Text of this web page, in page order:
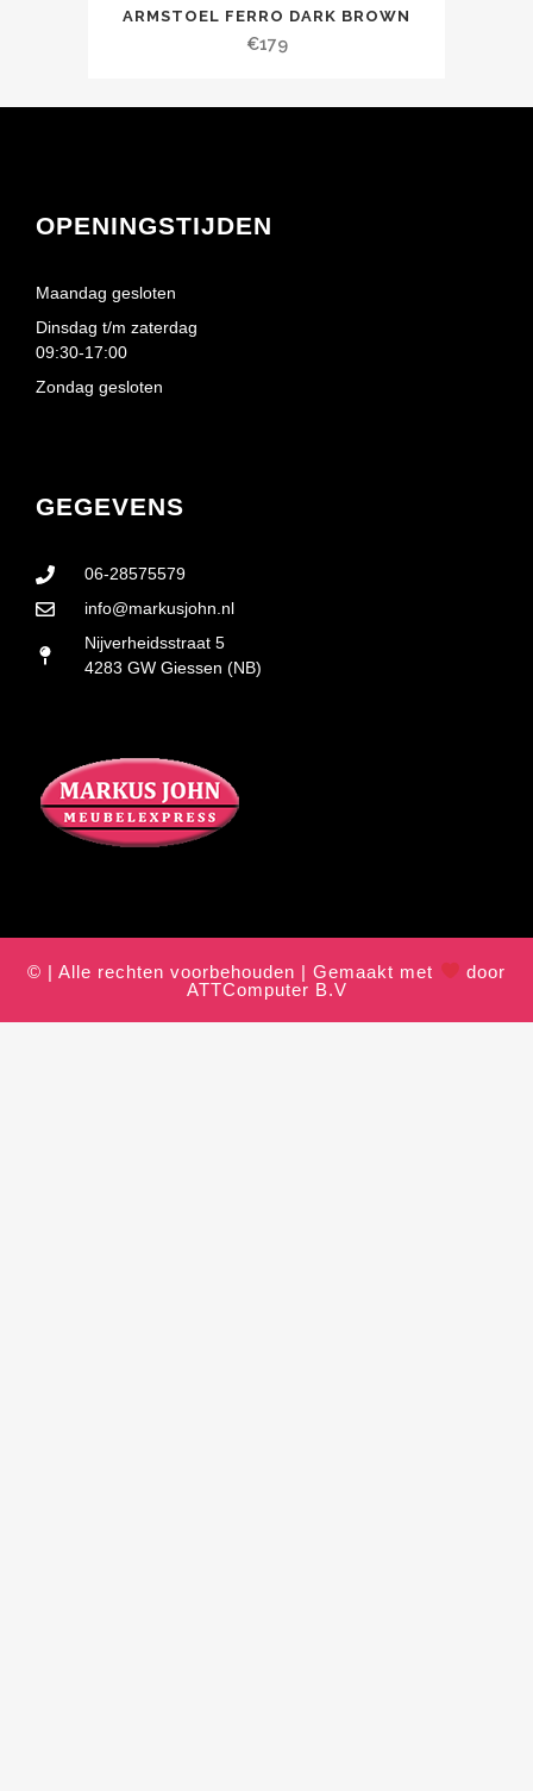
ARMSTOEL FERRO DARK BROWN
€179
GEGEVENS
06-28575579
info@markusjohn.nl
Nijverheidsstraat 5
4283 GW Giessen (NB)
OPENINGSTIJDEN
Maandag gesloten
Dinsdag t/m zaterdag
09:30-17:00
Zondag gesloten
© | Alle rechten voorbehouden | Gemaakt met
door
ATTComputer B.V